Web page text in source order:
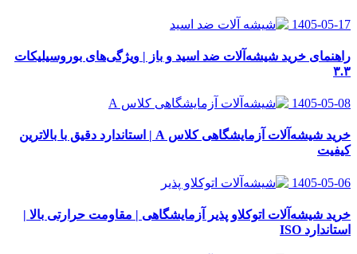
1405-05-17
راهنمای خرید شیشه‌آلات ضد اسید و باز | ویژگی‌های بوروسیلیکات
۳.۳
1405-05-08
خرید شیشه‌آلات آزمایشگاهی کلاس A | استاندارد دقیق با بالاترین
کیفیت
1405-05-06
خرید شیشه‌آلات اتوکلاو پذیر آزمایشگاهی | مقاومت حرارتی بالا |
استاندارد ISO